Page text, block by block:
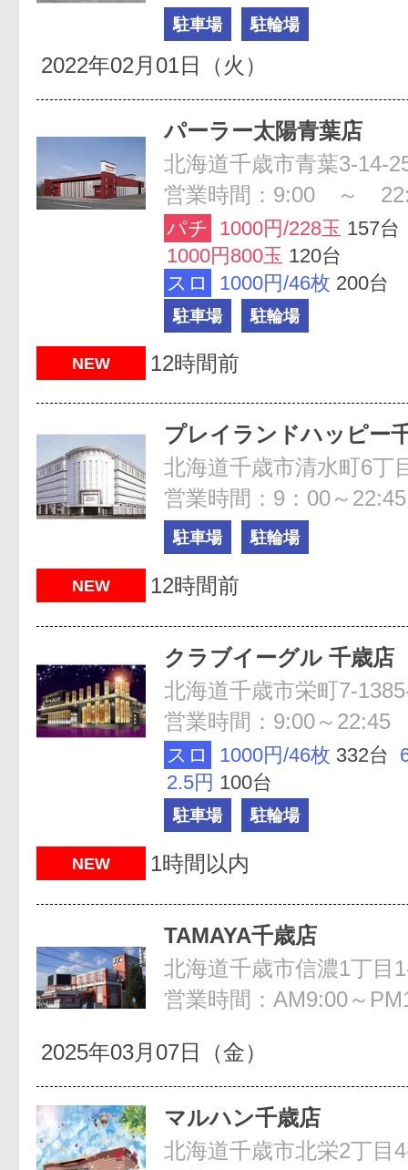
駐車場 駐輪場
2022年02月01日（火）
パーラー太陽青葉店
北海道千歳市青葉3-14-
営業時間：9:00 ～
パチ 1000円/228玉 157台
1000円800玉 120台
スロ
1000円/46枚 200台
駐車場 駐輪場
NEW 12時間前
プレイランドハッピー
北海道千歳市清水町6丁
営業時間：9：00～22:45
駐車場 駐輪場
NEW 12時間前
クラブイーグル 千歳店
北海道千歳市栄町7-
営業時間：9:00～22:45
スロ 1000円/46枚 332台
2.5円 100台
駐車場 駐輪場
NEW 1時間以内
TAMAYA千歳店
北海道千歳市信濃1丁目
営業時間：AM9:00～
2025年03月07日（金）
マルハン千歳店
北海道千歳市北栄2丁目